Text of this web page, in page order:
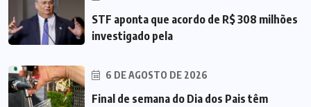
STF aponta que acordo de R$ 308 milhões
investigado pela
6 DE AGOSTO DE 2026
Final de semana do Dia dos Pais têm